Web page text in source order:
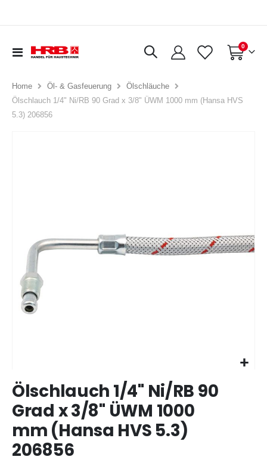
Navigation
Warenkorb
0Artikel
Home Öl- & Gasfeuerung
Ölschläuche
Ölschlauch 1/4" Ni/RB 90 Grad x 3/8" ÜWM 1000 mm (Hansa HVS
5.3) 206856
Anfang
Bildergalerie
springen
Ölschlauch 1/4" Ni/RB 90
Grad x 3/8" ÜWM 1000
mm (Hansa HVS 5.3)
206856